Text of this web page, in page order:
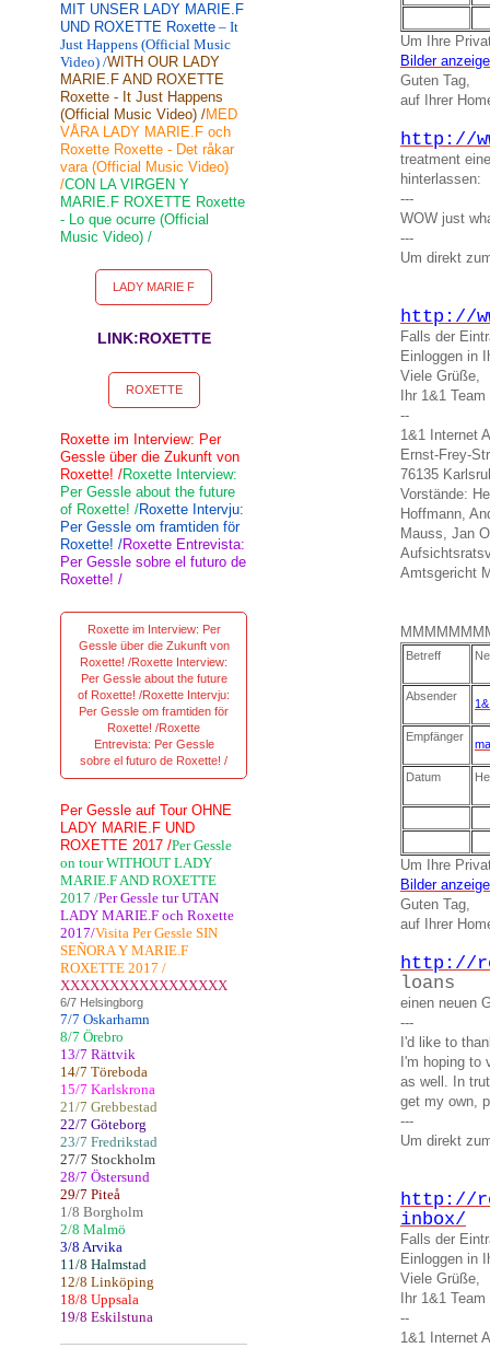
Um Ihre
Bilder
Guten Tag,
auf Ihrer
http://
treatment
hinterlassen:
---
WOW just
---
Um direkt
http://
Falls der
Einloggen in
Viele Grüße,
Ihr 1&1 Team
--
1&1 Internet
Ernst-Frey-
76135
Vorstände:
Hoffmann,
Mauss, Jan
Amtsgericht
Betreff
Absender
Empfänger
Datum
Um Ihre
Bilder
Guten Tag,
auf Ihrer
http://
loans
einen neuen
---
I'd like to
I'm hoping to
as well. In
get my own,
---
Um direkt
http://
inbox/
Falls der
Einloggen in
Viele Grüße,
Ihr 1&1 Team
--
1&1 Internet
MIT UNSER LADY MARIE.F
UND ROXETTE Roxette – It
Just Happens (Official Music
Video) /WITH OUR LADY
MARIE.F AND ROXETTE
Roxette - It Just Happens
(Official Music Video) /MED
VÅRA LADY MARIE.F och
Roxette Roxette - Det råkar
vara (Official Music Video)
/CON LA VIRGEN Y
MARIE.F ROXETTE Roxette
- Lo que ocurre (Official
Music Video) /
LADY MARIE F
LINK:ROXETTE
ROXETTE
Roxette im Interview: Per
Gessle über die Zukunft von
Roxette! /Roxette Interview:
Per Gessle about the future
of Roxette! /Roxette Intervju:
Per Gessle om framtiden för
Roxette! /Roxette Entrevista:
Per Gessle sobre el futuro de
Roxette! /
Roxette im Interview: Per
Gessle über die Zukunft von
Roxette! /Roxette Interview:
Per Gessle about the future
of Roxette! /Roxette Intervju:
Per Gessle om framtiden för
Roxette! /Roxette
Entrevista: Per Gessle
sobre el futuro de Roxette! /
Per Gessle auf Tour OHNE
LADY MARIE.F UND
ROXETTE 2017 /Per Gessle
on tour WITHOUT LADY
MARIE.F AND ROXETTE
2017 /Per Gessle tur UTAN
LADY MARIE.F och Roxette
2017/Visita Per Gessle SIN
SEÑORA Y MARIE.F
ROXETTE 2017 /
XXXXXXXXXXXXXXXXX
6/7 Helsingborg
7/7 Oskarhamn
8/7 Örebro
13/7 Rättvik
14/7 Töreboda
15/7 Karlskrona
21/7 Grebbestad
22/7 Göteborg
23/7 Fredrikstad
27/7 Stockholm
28/7 Östersund
29/7 Piteå
1/8 Borgholm
2/8 Malmö
3/8 Arvika
11/8 Halmstad
12/8 Linköping
18/8 Uppsala
19/8 Eskilstuna